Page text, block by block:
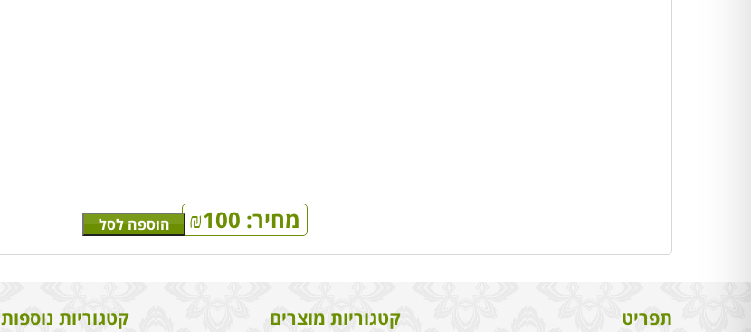
מחיר: ₪100 הוספה לסל
תפריט קטגוריות מוצרים קטגוריות נוספות